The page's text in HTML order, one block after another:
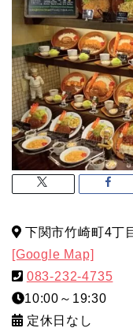
下関市竹崎町4丁
[Google Map]
083-232-4735
10:00～19:30
定休日なし